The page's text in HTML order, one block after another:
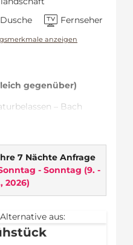
Dusche
Fernseher
anzeigen
gegenüber)
– Bach
auf die
im Hotel Gasthof
7 Nächte Anfrage
- Sonntag (9. -
2026)
aus: